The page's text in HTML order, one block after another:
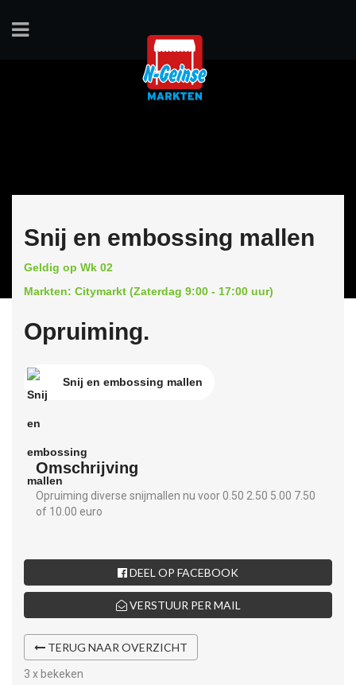
Snij en embossing mallen
Geldig op Wk 02
Markten: Citymarkt (Zaterdag 9:00 - 17:00 uur)
Opruiming.
Snij en embossing mallen
Omschrijving
Opruiming diverse snijmallen nu voor 0.50 2.50 5.00 7.50
of 10.00 euro
DEEL OP FACEBOOK
VERSTUUR PER MAIL
TERUG NAAR OVERZICHT
3 x bekeken